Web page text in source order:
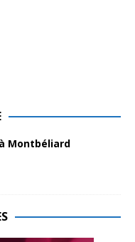
Montbéliard